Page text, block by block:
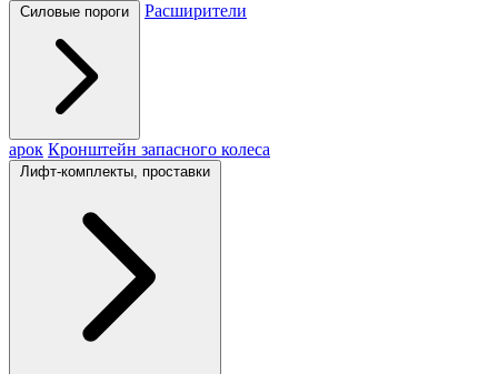
Силовые пороги Расширители
арок Кронштейн запасного колеса
Лифт-комплекты, проставки